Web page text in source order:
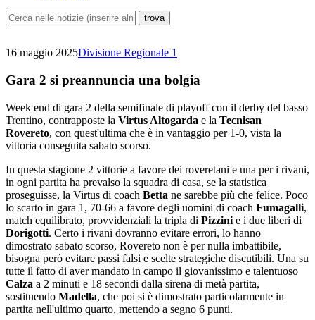
16 maggio 2025Divisione Regionale 1
Gara 2 si preannuncia una bolgia
Week end di gara 2 della semifinale di playoff con il derby del basso
Trentino, contrapposte la Virtus Altogarda e la Tecnisan
Rovereto, con quest'ultima che è in vantaggio per 1-0, vista la
vittoria conseguita sabato scorso.
In questa stagione 2 vittorie a favore dei roveretani e una per i rivani,
in ogni partita ha prevalso la squadra di casa, se la statistica
proseguisse, la Virtus di coach Betta ne sarebbe più che felice. Poco
lo scarto in gara 1, 70-66 a favore degli uomini di coach Fumagalli,
match equilibrato, provvidenziali la tripla di Pizzini e i due liberi di
Dorigotti. Certo i rivani dovranno evitare errori, lo hanno
dimostrato sabato scorso, Rovereto non è per nulla imbattibile,
bisogna però evitare passi falsi e scelte strategiche discutibili. Una su
tutte il fatto di aver mandato in campo il giovanissimo e talentuoso
Calza a 2 minuti e 18 secondi dalla sirena di metà partita,
sostituendo Madella, che poi si è dimostrato particolarmente in
partita nell'ultimo quarto, mettendo a segno 6 punti.